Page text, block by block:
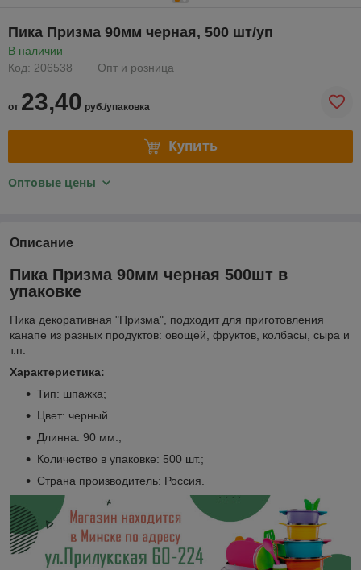
Пика Призма 90мм черная, 500 шт/уп
В наличии
Код: 206538
Опт и розница
от 23,40 руб./упаковка
Купить
Оптовые цены
Описание
Пика Призма 90мм черная 500шт в
упаковке
Пика декоративная "Призма", подходит для приготовления
канапе из разных продуктов: овощей, фруктов, колбасы, сыра и
т.п.
Характеристика:
Тип: шпажка;
Цвет: черный
Длинна: 90 мм.;
Количество в упаковке: 500 шт.;
Страна производитель: Россия.